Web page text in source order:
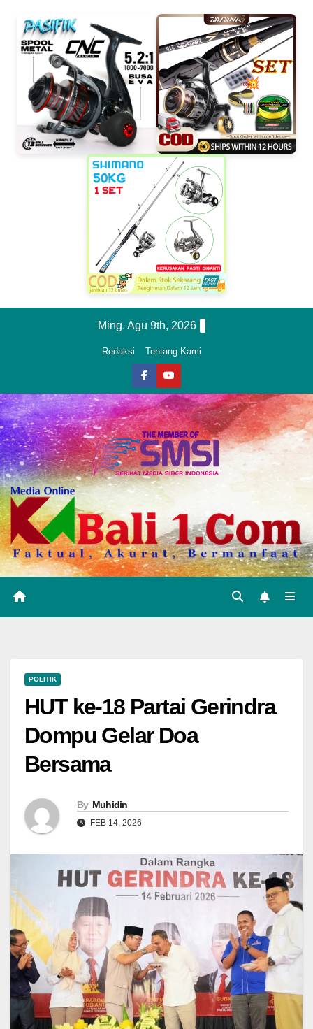
Ming. Agu 9th, 2026
Redaksi Tentang Kami
POLITIK
HUT ke-18 Partai Gerindra
Dompu Gelar Doa
Bersama
By Muhidin
FEB 14, 2026